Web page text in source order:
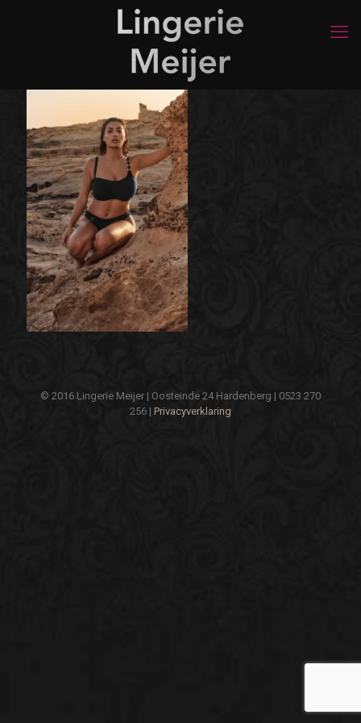
© 2016 Lingerie Meijer | Oosteinde 24 Hardenberg | 0523 270
256 | Privacyverklaring